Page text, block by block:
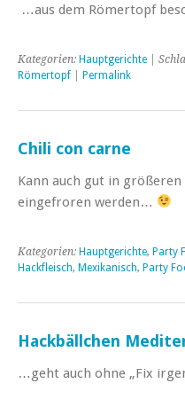
…aus dem Römertopf
Kategorien: Hauptgerichte |
Römertopf
Permalink
Chili con carne
Kann auch gut in
eingefroren werden…
Kategorien: Hauptgerichte, Party
Hackfleisch, Mexikanisch, Party
Hackbällchen
…geht auch ohne „Fix